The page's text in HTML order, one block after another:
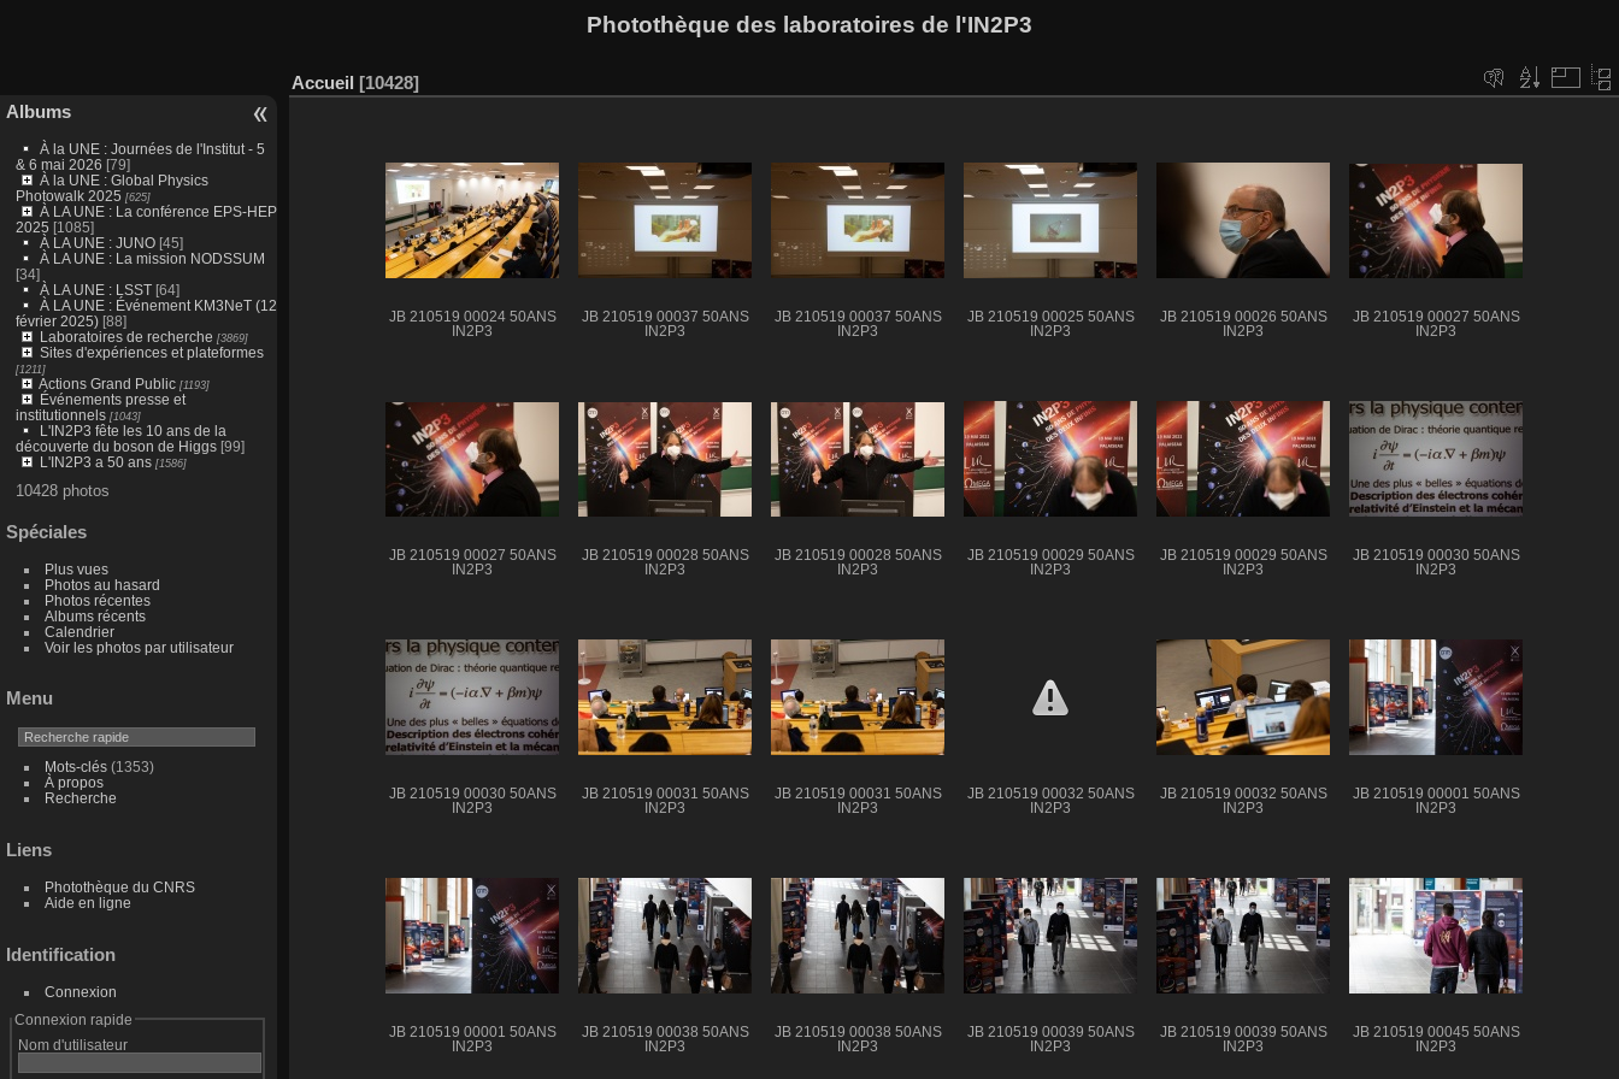
Photothèque des laboratoires de l'IN2P3
Albums
À la UNE : Journées de l'Institut - 5
& 6 mai 2026 [79]
À la UNE : Global Physics
Photowalk 2025 [625]
À LA UNE : La conférence EPS-HEP
2025 [1085]
À LA UNE : JUNO [45]
À LA UNE : La mission NODSSUM
[34]
À LA UNE : LSST[64]
À LA UNE : Événement KM3NeT (12
février 2025)[88]
Laboratoires de recherche [3869]
Sites d'expériences et plateformes
[1211]
Actions Grand Public[1193]
Événements presse et
institutionnels[1043]
L'IN2P3 fête les 10 ans de la
découverte du boson de Higgs[99]
L'IN2P3 a 50 ans[1586]
10428 photos
Spéciales
Plus vues
Photos au hasard
Photos récentes
Albums récents
Calendrier
Voir les photos par utilisateur
Menu
Mots-clés(1353)
À propos
Recherche
Liens
Photothèque du CNRS
Aide en ligne
Identification
Connexion
Connexion rapide
Nom d'utilisateur
Accueil 10428
JB 210519 00024 50ANS
IN2P3
JB 210519 00037 50ANS
IN2P3
JB 210519 00037 50ANS
IN2P3
JB 210519 00025 50ANS
IN2P3
JB 210519 00026 50ANS
IN2P3
JB 210519 00027 50ANS
IN2P3
JB 210519 00027 50ANS
IN2P3
JB 210519 00028 50ANS
IN2P3
JB 210519 00028 50ANS
IN2P3
JB 210519 00029 50ANS
IN2P3
JB 210519 00029 50ANS
IN2P3
JB 210519 00030 50ANS
IN2P3
JB 210519 00030 50ANS
IN2P3
JB 210519 00031 50ANS
IN2P3
JB 210519 00031 50ANS
IN2P3
JB 210519 00032 50ANS
IN2P3
JB 210519 00032 50ANS
IN2P3
JB 210519 00001 50ANS
IN2P3
JB 210519 00001 50ANS
IN2P3
JB 210519 00038 50ANS
IN2P3
JB 210519 00038 50ANS
IN2P3
JB 210519 00039 50ANS
IN2P3
JB 210519 00039 50ANS
IN2P3
JB 210519 00045 50ANS
IN2P3